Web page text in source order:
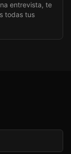
entrevista, te
todas tus